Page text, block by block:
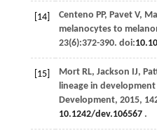
[14] Centeno PP, Pavet V,
melanocytes to
23(6):372-390. doi:
[15] Mort RL, Jackson IJ,
lineage in
Development, 2015,
10.1242/dev.106567.